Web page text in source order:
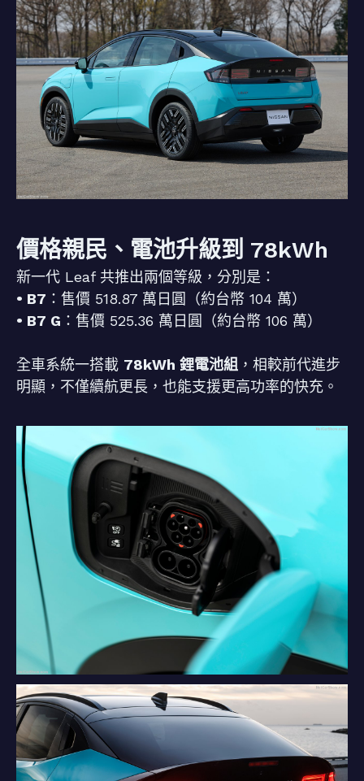
價格親民、電池升級到 78kWh
新一代 Leaf 共推出兩個等級，分別是：
• B7 ：售價 518.87 萬日圓（約台幣 104 萬）
• B7 G ：售價 525.36 萬日圓（約台幣 106 萬）
全車系統一搭載 78kWh 鋰電池組 ，相較前代進步
明顯，不僅續航更長，也能支援更高功率的快充。